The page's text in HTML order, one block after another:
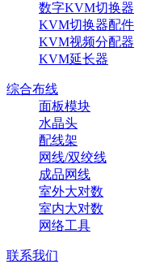
数字KVM切换器
KVM切换器配件
KVM视频分配器
KVM延长器
综合布线
面板模块
水晶头
配线架
网线/双绞线
成品网线
室外大对数
室内大对数
网络工具
联系我们